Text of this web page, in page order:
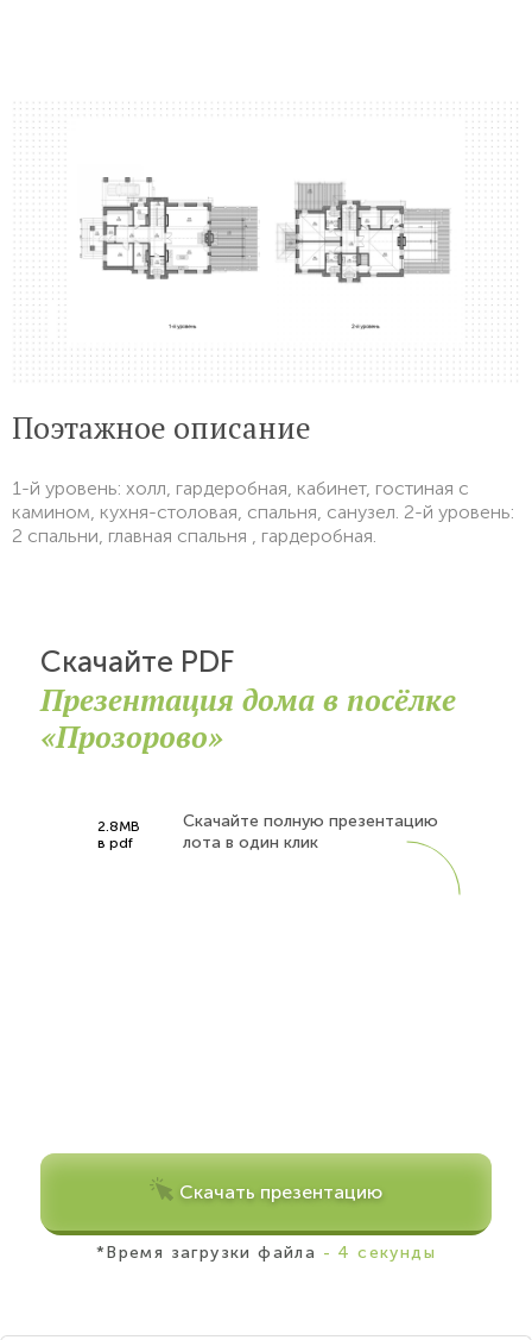
Поэтажное описание
1-й уровень: холл, гардеробная, кабинет, гостиная с
камином, кухня-столовая, спальня, санузел. 2-й уровень:
2 спальни, главная спальня , гардеробная.
Скачайте PDF
Презентация дома в посёлке
«Прозорово»
2.8MB
в pdf
Скачайте полную презентацию
лота в один клик
Скачать презентацию
*Время загрузки файла - 4 секунды